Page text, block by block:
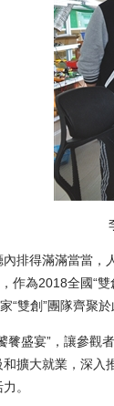
得滿滿當當，人
作為2018全國“
“雙創”團隊齊聚
盛宴”，讓參觀者
擴大就業，深
。